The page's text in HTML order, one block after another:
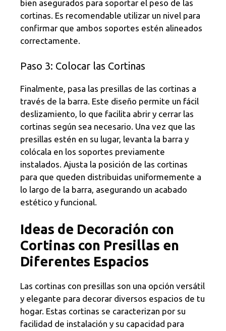
bien asegurados para soportar el peso de las
cortinas. Es recomendable utilizar un nivel para
confirmar que ambos soportes estén alineados
correctamente.
Paso 3: Colocar las Cortinas
Finalmente, pasa las presillas de las cortinas a
través de la barra. Este diseño permite un fácil
deslizamiento, lo que facilita abrir y cerrar las
cortinas según sea necesario. Una vez que las
presillas estén en su lugar, levanta la barra y
colócala en los soportes previamente
instalados. Ajusta la posición de las cortinas
para que queden distribuidas uniformemente a
lo largo de la barra, asegurando un acabado
estético y funcional.
Ideas de Decoración con
Cortinas con Presillas en
Diferentes Espacios
Las cortinas con presillas son una opción versátil
y elegante para decorar diversos espacios de tu
hogar. Estas cortinas se caracterizan por su
facilidad de instalación y su capacidad para